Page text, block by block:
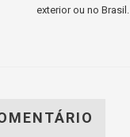
exterior ou no Brasil.